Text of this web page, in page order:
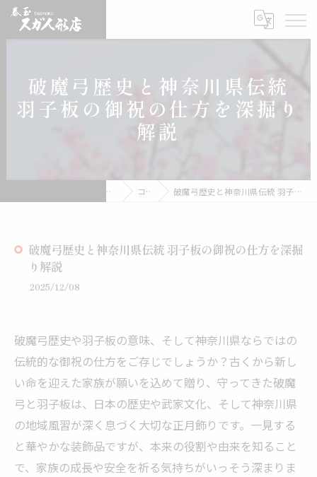
破魔弓歴史と神奈川県伝統
羽子板の御祝の仕方を深掘り
解説
雛人形の通販なら有限会社スガ人形店 コラム 破魔弓歴史と神奈川県伝統 羽子板の御祝の仕方を深掘り解説
破魔弓歴史と神奈川県伝統 羽子板の御祝の仕方を深掘
り解説
2025/12/08
破魔弓歴史や羽子板の意味、そして神奈川県ならではの
伝統的な御祝の仕方をご存じでしょうか？古くから新し
い命を迎えた家族が願いを込めて贈り、守ってきた破魔
弓と羽子板は、日本の歴史や武家文化、そして神奈川県
の地域風習が深く息づく大切な正月飾りです。一見する
と華やかな装飾品ですが、本来の役割や由来を知ること
で、家族の成長や安全を祈る気持ちがいっそう深まりま